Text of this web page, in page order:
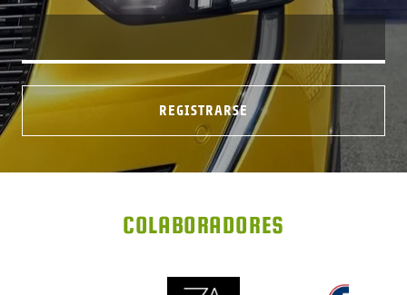
REGISTRARSE
COLABORADORES